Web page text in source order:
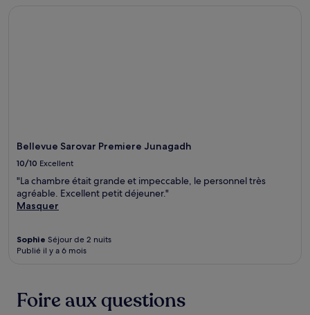
Bellevue Sarovar Premiere Junagadh
10/10 Excellent
"La chambre était grande et impeccable, le personnel très
agréable. Excellent petit déjeuner."
Masquer
Sophie Séjour de 2 nuits
Publié il y a 6 mois
Foire aux questions